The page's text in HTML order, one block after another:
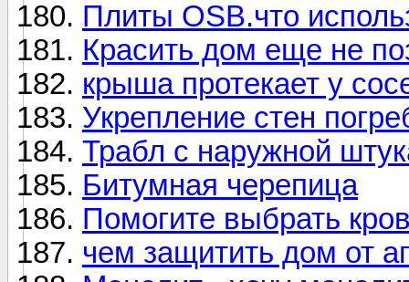
Плиты OSB.что
Красить дом еще не
крыша протекает у
Укрепление стен
Трабл с наружной
Битумная черепица
Помогите выбрать
чем защитить дом от